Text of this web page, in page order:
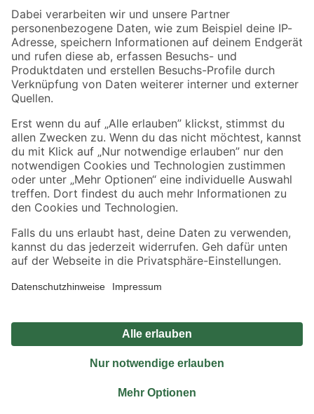
Zahlungsarten Versandarten
Sicher einkaufen
Jetzt die toom-App herunterladen
Alle Preisangaben in EUR inkl. gesetzl. MwSt.. Die dargestellten Angebote sind unter
Umständen nicht in allen Märkten verfügbar. Die angegebenen Verfügbarkeiten beziehen
Produkte nur solange der Vorrat reicht.
*Paketversand ab 59 € versandkostenfrei, gilt nicht für Artikel mit Speditionsversand, hier
Privatsphäre Impressum
Nutzungsbedingungen
Widerrufsrecht
Vertrag widerrufen
© 2026 toom Baumarkt GmbH